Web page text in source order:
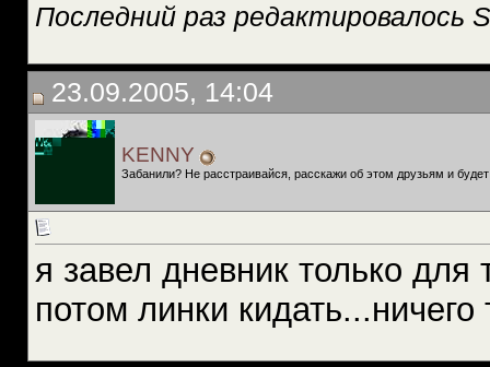
Последний раз редактировалось
23.09.2005, 14:04
KENNY
Забанили? Не расстраивайся, расскажи об этом друзьям и
я завел дневник только для
потом линки